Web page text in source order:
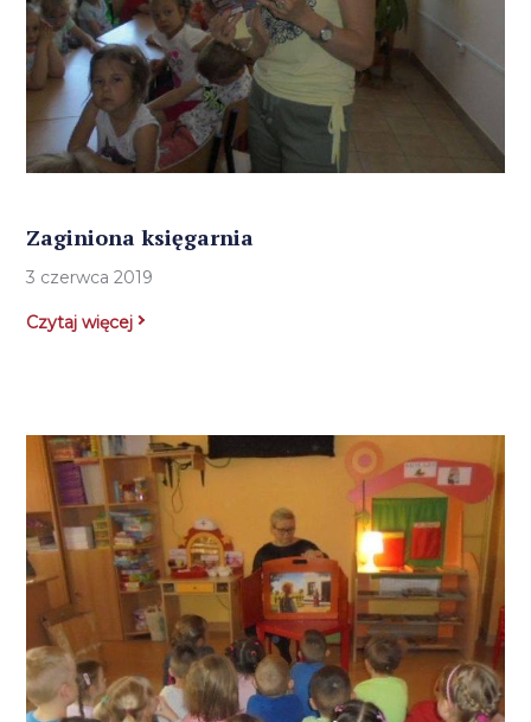
Zaginiona księgarnia
3 czerwca 2019
Czytaj więcej